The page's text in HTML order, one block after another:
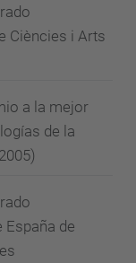
Ciències i Arts
a la mejor
de la
de